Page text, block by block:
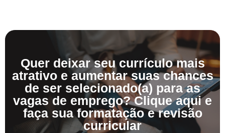
Quer deixar seu currículo mais
atrativo e aumentar suas chances
de ser selecionado(a) para as
vagas de emprego? Clique aqui e
faça sua formatação e revisão
curricular